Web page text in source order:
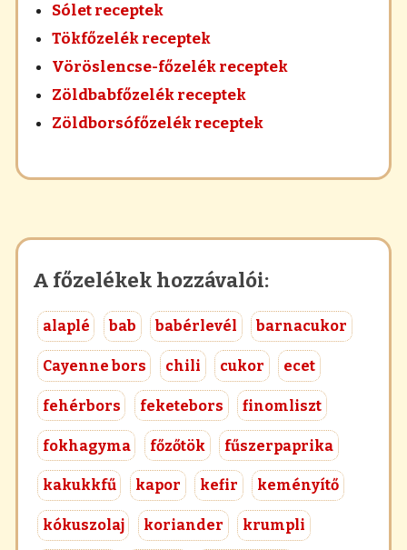
Sólet receptek
Tökfőzelék receptek
Vöröslencse-főzelék receptek
Zöldbabfőzelék receptek
Zöldborsófőzelék receptek
A főzelékek hozzávalói:
alaplé bab babérlevél barnacukor
Cayenne bors chili cukor ecet
fehérbors feketebors finomliszt
fokhagyma főzőtök fűszerpaprika
kakukkfű kapor kefir keményítő
kókuszolaj koriander krumpli